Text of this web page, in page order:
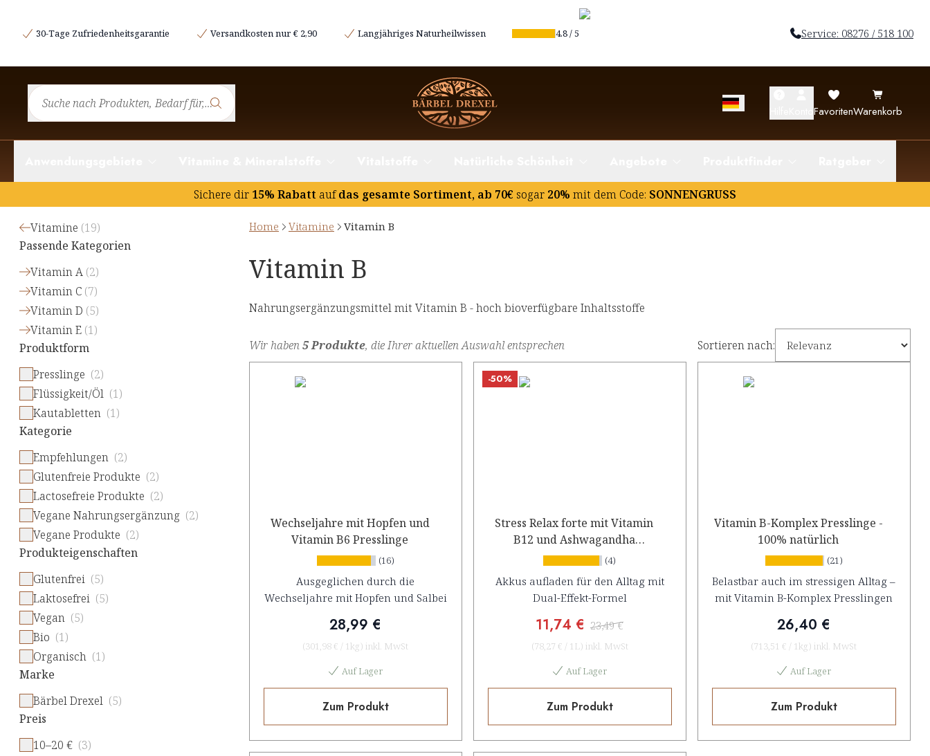
30-Tage Zufriedenheitsgarantie Versandkosten nur € 2,90 Langjähriges Naturheilwissen 4.8/5 Service: 08276 / 518 100
FavoritenWarenkorb
Sichere dir 15% Rabatt aufdas gesamte Sortiment, ab 70€ sogar 20% mit dem Code: SONNENGRUSS
Vitamine (19)
Passende Kategorien
Vitamin A (2)
Vitamin C (7)
Vitamin D (5)
Vitamin E (1)
Produktform
Presslinge (2)
Flüssigkeit/Öl (1)
Kautabletten (1)
Kategorie
Empfehlungen (2)
Glutenfreie Produkte (2)
Lactosefreie Produkte (2)
Vegane Nahrungsergänzung (2)
Vegane Produkte (2)
Produkteigenschaften
Glutenfrei (5)
Laktosefrei (5)
Vegan (5)
Bio (1)
Organisch (1)
Marke
Bärbel Drexel (5)
Preis
10–20 € (3)
Home Vitamine Vitamin B
Vitamin B
Nahrungsergänzungsmittel mit Vitamin B - hoch bioverfügbare Inhaltsstoffe
Wir haben5 Produkte, die Ihrer aktuellen Auswahl entsprechen Sortieren nach:
Wechseljahre mit Hopfen und
Vitamin B6 Presslinge
(16)
Ausgeglichen durch die
Wechseljahre mit Hopfen und Salbei
28,99 €
(301,98 € / 1kg) inkl. MwSt
Auf Lager
Zum Produkt
-50%
Stress Relax forte mit Vitamin
B12 und Ashwagandha
Konzentrat (4)
Akkus aufladen für den Alltag mit
Dual-Effekt-Formel
11,74 € 23,49 €
(78,27 € / 1L) inkl. MwSt
Auf Lager
Zum Produkt
Vitamin B-Komplex Presslinge -
100% natürlich
(21)
Belastbar auch im stressigen Alltag –
mit Vitamin B-Komplex Presslingen
26,40 €
(713,51 € / 1kg) inkl. MwSt
Auf Lager
Zum Produkt